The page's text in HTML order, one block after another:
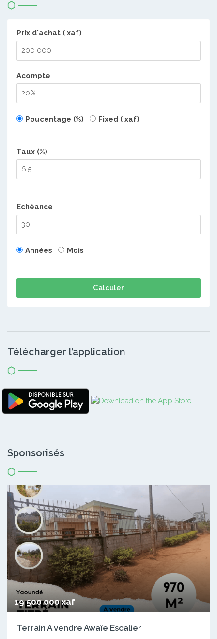
Prix d'achat ( xaf)
Acompte
Poucentage (%) Fixed ( xaf)
Taux (%)
Echéance
Années Mois
Calculer
Télécharger l’application
Sponsorisés
19 500 000 xaf
Terrain A vendre Awaïe Escalier